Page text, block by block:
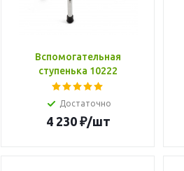
Вспомогательная
ступенька 10222
Достаточно
4 230₽/шт